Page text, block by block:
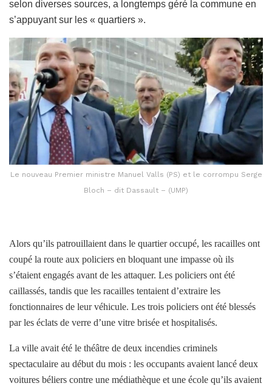
selon diverses sources, a longtemps géré la commune en
s’appuyant sur les « quartiers ».
Le nouveau Premier ministre Manuel Valls (PS) et le corrompu Serge
Bloch – dit Dassault – (UMP)
Alors qu’ils patrouillaient dans le quartier occupé, les racailles ont
coupé la route aux policiers en bloquant une impasse où ils
s’étaient engagés avant de les attaquer. Les policiers ont été
caillassés, tandis que les racailles tentaient d’extraire les
fonctionnaires de leur véhicule. Les trois policiers ont été blessés
par les éclats de verre d’une vitre brisée et hospitalisés.
La ville avait été le théâtre de deux incendies criminels
spectaculaire au début du mois : les occupants avaient lancé deux
voitures béliers contre une médiathèque et une école qu’ils avaient